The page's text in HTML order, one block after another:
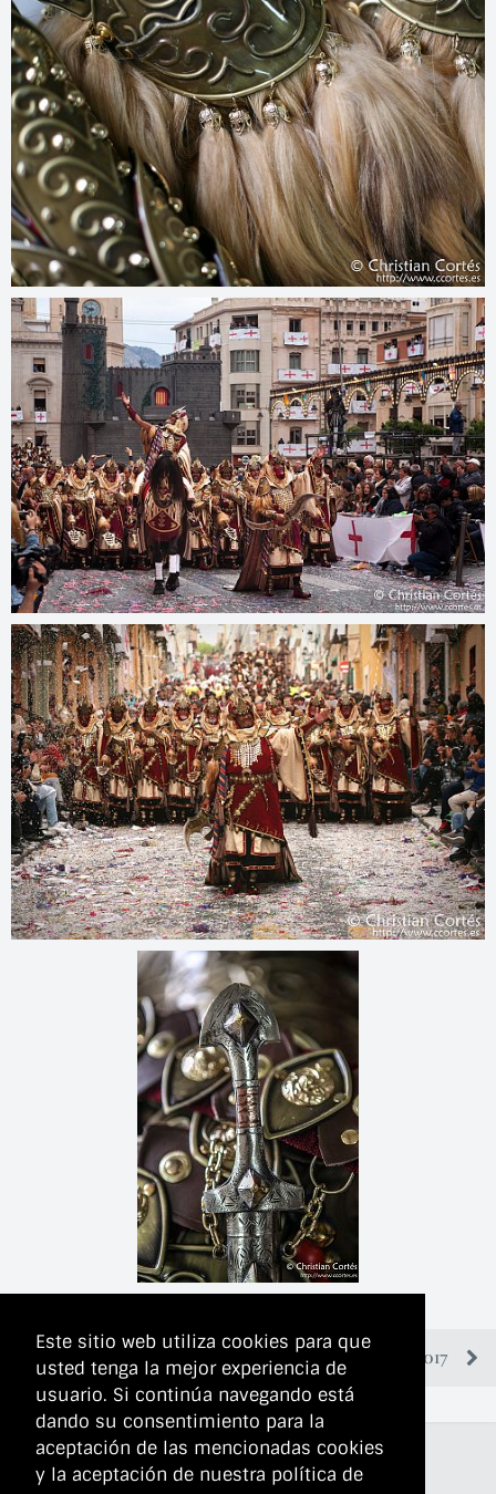
Este sitio web utiliza cookies para que
usted tenga la mejor experiencia de
usuario. Si continúa navegando está
dando su consentimiento para la
aceptación de las mencionadas cookies
y la aceptación de nuestra política de
MIC Alcoi 2017